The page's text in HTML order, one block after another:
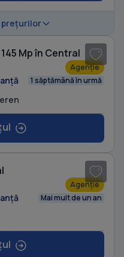
Mp în Central
Agenție
1 săptămână în urmă
Agenție
Mai mult de un an